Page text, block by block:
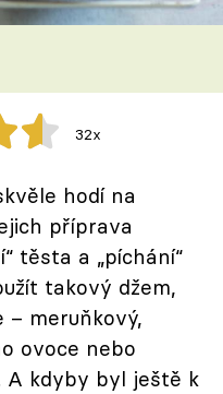
32x
hodí na
příprava
těsta a „píchání“
takový džem,
– meruňkový,
ovoce nebo
A kdyby byl ještě k